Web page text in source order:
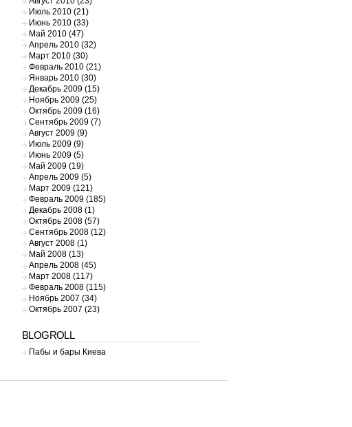
Июль 2010(21)
Июнь 2010(33)
Май 2010(47)
Апрель 2010(32)
Март 2010(30)
Февраль 2010(21)
Январь 2010(30)
Декабрь 2009(15)
Ноябрь 2009(25)
Октябрь 2009(16)
Сентябрь 2009(7)
Август 2009(9)
Июль 2009(9)
Июнь 2009(5)
Май 2009(19)
Апрель 2009(5)
Март 2009(121)
Февраль 2009(185)
Декабрь 2008(1)
Октябрь 2008(57)
Сентябрь 2008(12)
Август 2008(1)
Май 2008(13)
Апрель 2008(45)
Март 2008(117)
Февраль 2008(115)
Ноябрь 2007 (34)
Октябрь 2007 (23)
BLOGROLL
Пабы и бары Киева